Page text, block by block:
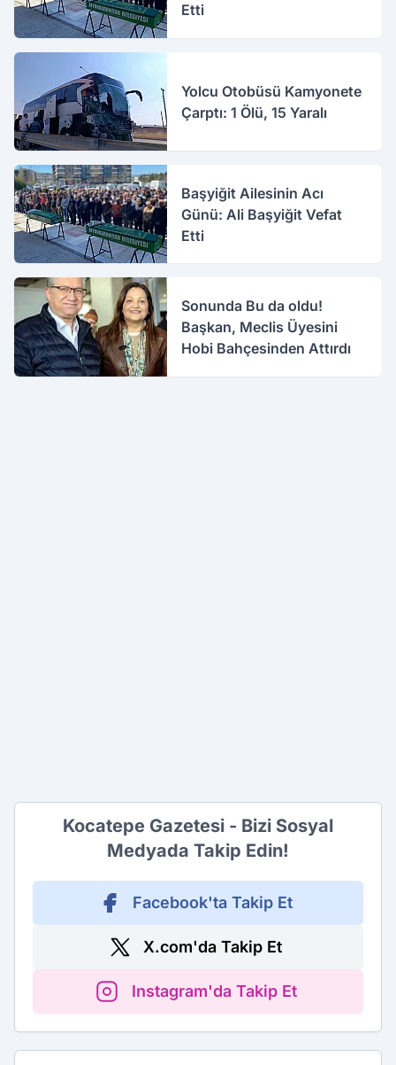
Etti
Yolcu Otobüsü Kamyonete
Çarptı: 1 Ölü, 15 Yaralı
Başyiğit Ailesinin Acı
Günü: Ali Başyiğit Vefat
Etti
Sonunda Bu da oldu!
Başkan, Meclis Üyesini
Hobi Bahçesinden Attırdı
Kocatepe Gazetesi - Bizi Sosyal
Medyada Takip Edin!
Facebook'ta Takip Et
X.com'da Takip Et
Instagram'da Takip Et